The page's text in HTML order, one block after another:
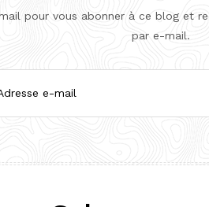
pour vous abonner à ce blog et
par e-mail.